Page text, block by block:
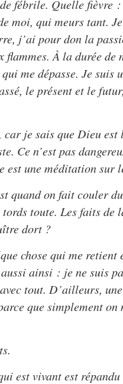
fébrile. Quelle
moi, qui meurs tant.
j’ai pour don la
flammes. À la durée de
me dépasse. Je suis
le présent et le
je sais que Dieu est
Ce n’est pas
est une méditation sur
quand on fait couler
tords toute. Les faits
dort ?
chose qui me retient
ainsi : je ne suis
tout. D’ailleurs,
que simplement on
est vivant est